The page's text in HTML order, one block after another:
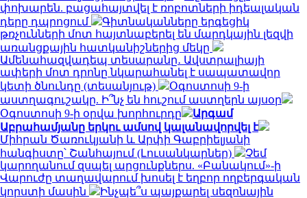
փոխարեն. բացահայտվել է ռոբոտների իդեալական
դերը դպրոցում
Գիտնականները երգեցիկ
թռչունների մոտ հայտնաբերել են մարդկային լեզվի
առանցքային հատկանիշներից մեկը
Ամենահազվադեպ տեսարանը․ Ավստրալիայի
ափերի մոտ դրոնը նկարահանել է սապատավոր
կետի ծնունդը (տեսանյութ)
Օգոստոսի 9-ի
աստղագուշակը. Ի՞նչ են հուշում աստղերն այսօր
Օգոստոսի 9-ի օրվա խորհուրդը
Արգամ
Աբրահամյանը երկու ամսով կալանավորվել է
Միհրան Ծառուկյանի և Արփի Գաբրիելյանի
հանգիստը՝ Շանհայում (Լուսանկարներ)
Չեմ
կարողանում զսպել արցունքներս. «Բանակում»-ի
Վարուժը տաղավարում խոսել է եղբոր ողբերգական
կորստի մասին
Ինչպե՞ս պայքարել սեզոնային